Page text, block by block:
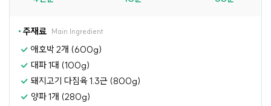
주재료 Main Ingredient
애호박 2개 (600g)
대파 1대 (100g)
돼지고기 다짐육 1.3근 (800g)
양파 1개 (280g)